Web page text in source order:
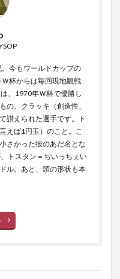
今もワールドカップの
杯からは毎回現地観戦
、1970年Ｗ杯で優勝し
の。クラッキ（創造性、
讃えられた選手です。ト
えば1円玉）のこと。こ
さかった彼のあだ名とな
トスタン＝ちいっちぇい
ル。あと、頭の形状も本